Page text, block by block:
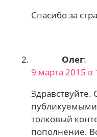
Спасибо за
Олег:
9 марта 2015 в
Здравствуйте.
публикуемыми
толковый
пополнение.